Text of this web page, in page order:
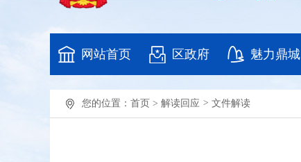
网站首页 区政府 魅力鼎城
您的位置： 首页 > 解读回应 > 文件解读